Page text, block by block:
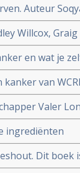
Auteur
Willcox,
en wat je
van
Valer
ingrediënten
Dit boek